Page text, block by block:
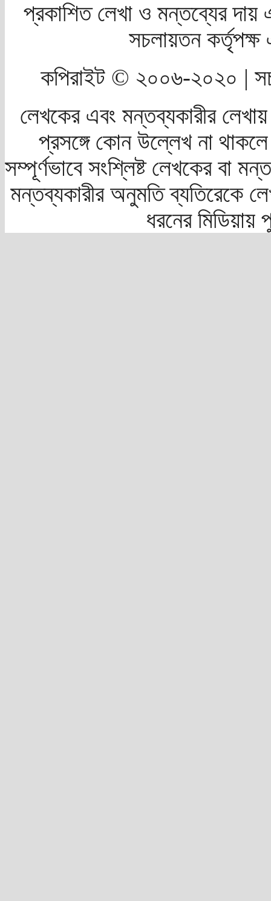
প্রকাশিত লেখা ও মন্তব্যের দায়
সচলায়তন
কপিরাইট © ২০০৬-২০২০ |
লেখকের এবং মন্তব্যকারীর
প্রসঙ্গে কোন উল্লেখ না
সম্পূর্ণভাবে সংশ্লিষ্ট লেখকের বা
মন্তব্যকারীর অনুমতি ব্যতিরেকে
ধরনের মিডিয়ায়